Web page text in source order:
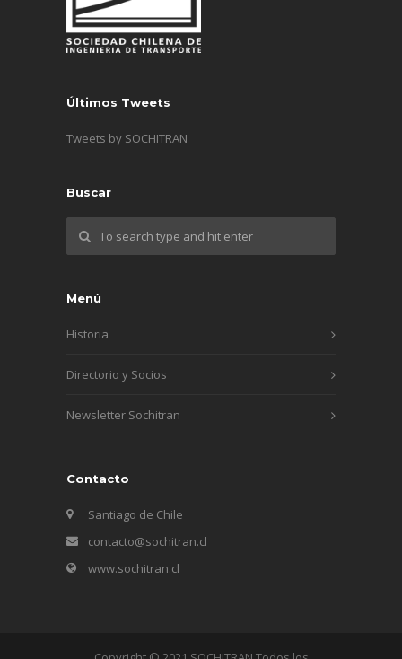
Últimos Tweets
Tweets by SOCHITRAN
Buscar
Menú
Historia
Directorio y Socios
Newsletter Sochitran
Contacto
Santiago de Chile
contacto@sochitran.cl
www.sochitran.cl